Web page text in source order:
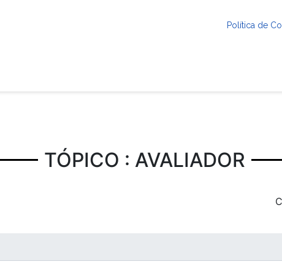
Política de
TÓPICO : AVALIADOR